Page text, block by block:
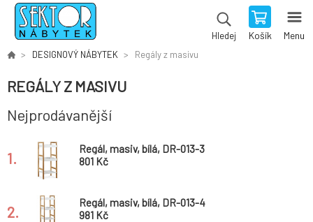
Hledej Košík Menu
DESIGNOVÝ NÁBYTEK Regály z masivu
REGÁLY Z MASIVU
Nejprodávanější
1.
Regál, masiv, bílá, DR-013-3
801 Kč
2.
Regál, masiv, bílá, DR-013-4
981 Kč